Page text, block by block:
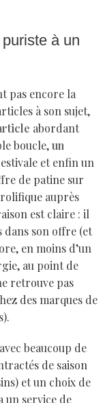
à un
pas encore la
à son sujet,
abordant
boucle,un
et enfin un
de patine sur
auprès
est claire : il
dans son offre (et
en moins d’un
au point de
retrouve pas
des marques de
beaucoup de
de saison
et un choix de
un service de